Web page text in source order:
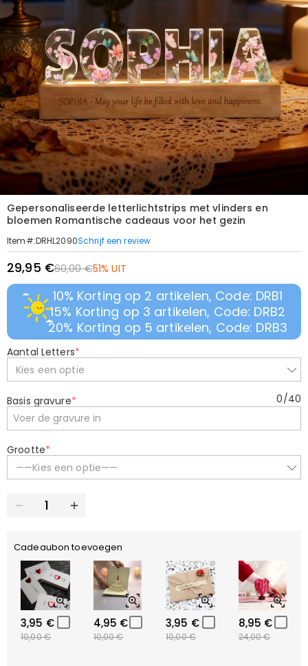
Gepersonaliseerde letterlichtstrips met vlinders en
bloemen Romantische cadeaus voor het gezin
Item#:DRHL2090Schrijf een review
29,95 €60,00 €51% UIT
10% Korting op 2 artikelen, Code: DRB1
15% Korting op 3 artikelen, Code: DRB2
20% Korting op 5 artikelen, Code: DRB3
Aantal Letters*
Kies een optie
Basis gravure* 0/40
Grootte*
——Kies een optie——
Cadeaubon toevoegen
3,95 €
10,00 €
4,95 €
10,00 €
3,95 €
10,00 €
8,95 €
24,00 €